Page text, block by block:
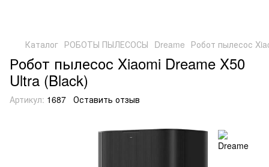
Каталог РОБОТЫ ПЫЛЕСОСЫ Dreame Робот пылесос
Робот пылесос Xiaomi Dreame X50
Ultra (Black)
Артикул: 1687 Оставить отзыв